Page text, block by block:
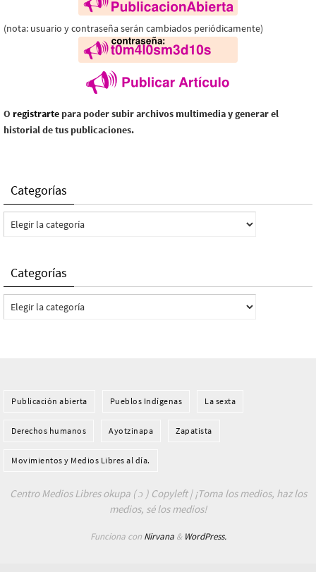
(nota: usuario y contraseña serán cambiados periódicamente)
O registrarte para poder subir archivos multimedia y generar el
historial de tus publicaciones.
Categorías
Categorías
Categorías
Categorías
Publicación abierta Pueblos Indí­genas La sexta
Derechos humanos Ayotzinapa Zapatista
Movimientos y Medios Libres al día.
Centro Medios Libres okupa ( ɔ ) Copyleft | ¡Toma los medios, haz los
medios, sé los medios!
Funciona con Nirvana& WordPress.